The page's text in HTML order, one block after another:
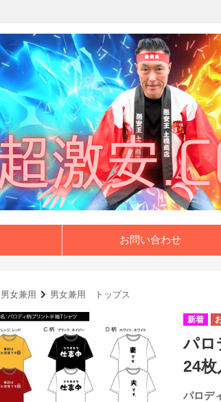
お問い合わせ
男女兼用 男女兼用 トップス
パロ
24枚
パロデ